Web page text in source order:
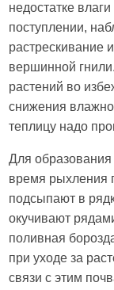
недостатке
поступлении,
растрескивание
вершинной
растений во
снижения
теплицу надо
Для
время рыхления
подсыпают в
окучивают
поливная
при уходе за
связи с этим